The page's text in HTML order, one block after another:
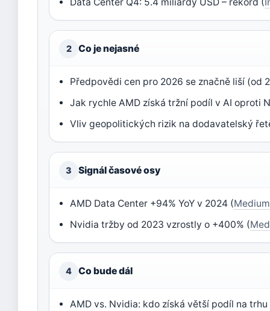
Data Center Q4: 5.4 miliardy USD – rekord (
2 Co je nejasné
Předpovědi cen pro 2026 se značně liší (od
Jak rychle AMD získá tržní podíl v AI oproti
Vliv geopolitických rizik na dodavatelský
3 Signál časové osy
AMD Data Center +94% YoY v 2024 (
Nvidia tržby od 2023 vzrostly o +400% (
4 Co bude dál
AMD vs. Nvidia: kdo získá větší podíl na